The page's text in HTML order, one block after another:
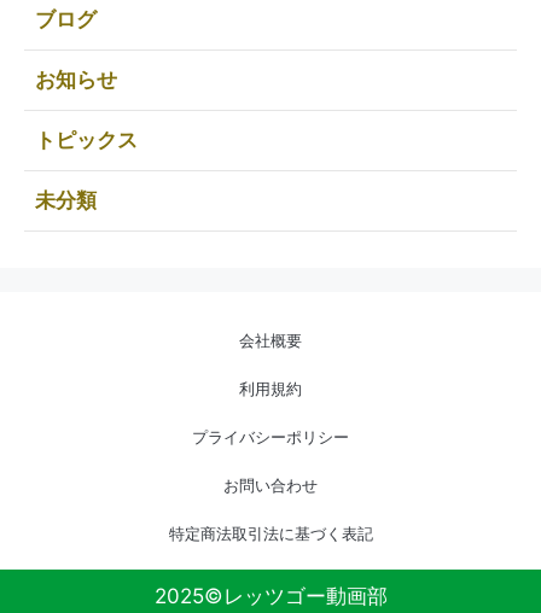
ブログ
お知らせ
トピックス
未分類
会社概要
利用規約
プライバシーポリシー
お問い合わせ
特定商法取引法に基づく表記
2025©レッツゴー動画部